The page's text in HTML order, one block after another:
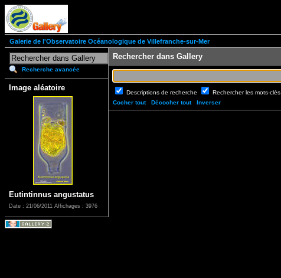
Galerie de l'Observatoire Océanologique de Villefranche-sur-Mer
Recherche avancée
Image aléatoire
Eutintinnus angustatus
Date : 21/06/2011 Affichages : 3976
Rechercher dans Gallery
Descriptions de recherche Rechercher les mots-clés
Cocher tout
Décocher tout Inverser